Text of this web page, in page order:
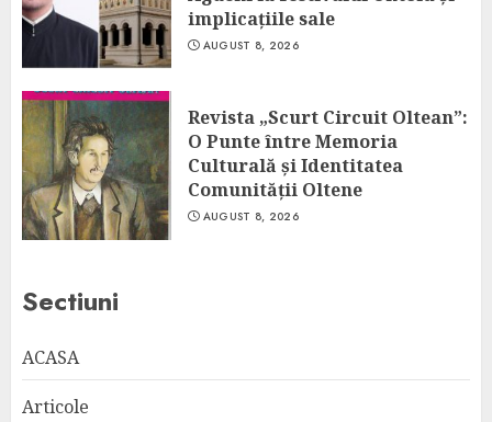
implicațiile sale
AUGUST 8, 2026
Revista „Scurt Circuit Oltean”:
O Punte între Memoria
Culturală și Identitatea
Comunității Oltene
AUGUST 8, 2026
Sectiuni
ACASA
Articole